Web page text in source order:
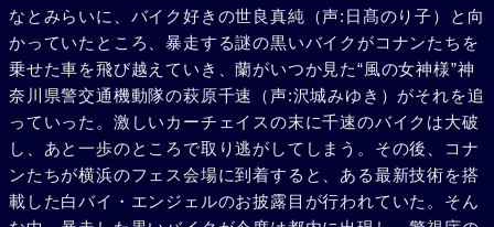
なとみらいに、バイク好きの世良真純（声:日髙のり子）と向
かっていたところ、暴走する謎の黒いバイクがコナンたちを
乗せた車を飛び越えていき、蘭がいつか見た“風の女神様”神
奈川県警交通機動隊の萩原千速（声:沢城みゆき）がそれを追
っていった。激しいカーチェイスの末に千速のバイクは大破
し、あと一歩のところで取り逃がしてしまう。その後、コナ
ンたちが横浜のフェス会場に到着すると、ある最新技術を搭
載した白バイ・エンジェルのお披露目が行われていた。そん